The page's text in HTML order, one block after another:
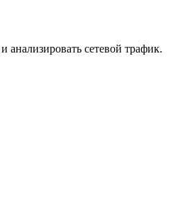
сетевой трафик.